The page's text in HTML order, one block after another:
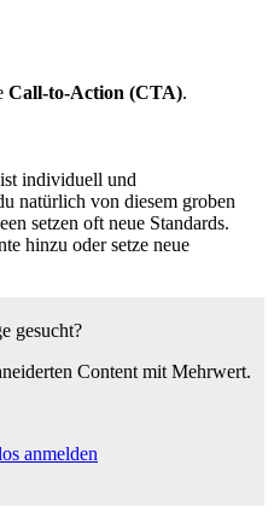
Call-to-Action (CTA).
individuell und
natürlich von diesem groben
setzen oft neue Standards.
hinzu oder setze neue
gesucht?
Content mit Mehrwert.
anmelden